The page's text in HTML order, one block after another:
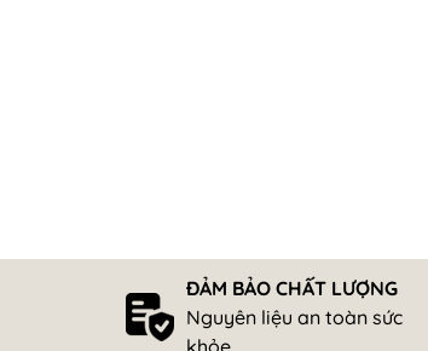
ĐẢM BẢO CHẤT LƯỢNG
Nguyên liệu an toàn sức
khỏe